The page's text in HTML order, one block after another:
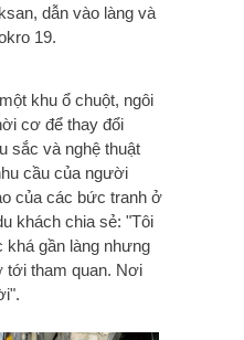
dẫn vào làng và
19.
khu ổ chuột, ngôi
cơ để thay đổi
sắc và nghệ thuật
cầu của người
của các bức tranh ở
khách chia sẻ: "Tôi
gần làng nhưng
tham quan. Nơi